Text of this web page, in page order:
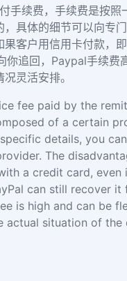
手续费，手续费是按照
，具体的细节可以向专
客户用信用卡付款，即
你追回，Paypal手续费
灵活安排。
fee paid by the
of a certain
details, you
The
a credit card, even
can still recover it
is high and can be
actual situation of the